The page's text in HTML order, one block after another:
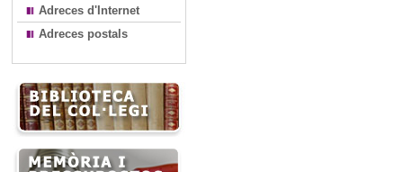
Adreces d'Internet
Adreces postals